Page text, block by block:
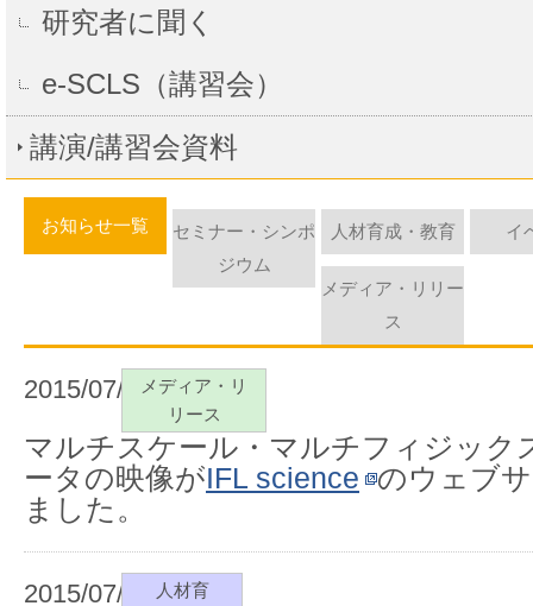
研究者に聞く
e-SCLS（講習会）
講演/講習会資料
お知らせ一覧
セミナー・シンポ
ジウム
人材育成・教育 イ
メディア・リリー
ス
2015/07/09メディア・リ
リース
マルチスケール・マルチフィジック
ータの映像がIFL science
のウェブ
ました。
2015/07/06
人材育